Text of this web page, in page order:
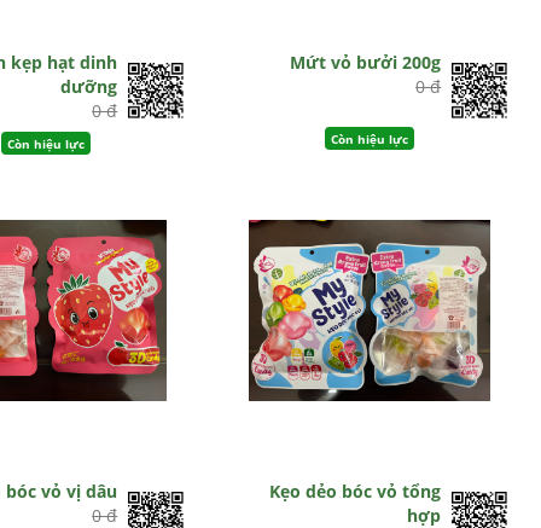
kẹp hạt dinh
dưỡng
0 đ
Còn hiệu lực
Mứt vỏ bưởi 200g
0 đ
Còn hiệu lực
bóc vỏ vị dâu
0 đ
Kẹo dẻo bóc vỏ tổng
hợp